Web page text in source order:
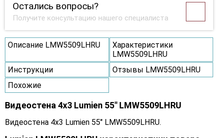
Остались вопросы?
Получите консультацию нашего специалиста
Описание LMW5509LHRU
Характеристики
LMW5509LHRU
Инструкции
Отзывы LMW5509LHRU
Похожие
Видеостена 4x3 Lumien 55" LMW5509LHRU
Видеостена 4x3 Lumien 55" LMW5509LHRU.